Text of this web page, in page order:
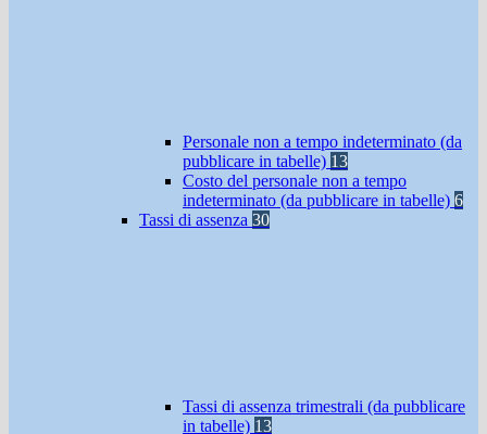
Personale non a tempo indeterminato (da
pubblicare in tabelle) 13
Costo del personale non a tempo
indeterminato (da pubblicare in tabelle) 6
Tassi di assenza 30
Tassi di assenza trimestrali (da pubblicare
in tabelle) 13